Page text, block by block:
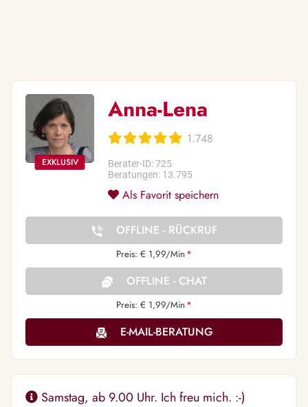
Anna-Lena
1.748
Berater-ID: 725
Beratungen: 13.795
Als Favorit speichern
OFFLINE - RÜCKRUF
Preis: € 1,99/Min *
OFFLINE - CHAT
Preis: € 1,99/Min *
E-MAIL-BERATUNG
Samstag, ab 9.00 Uhr. Ich freu mich. :-)